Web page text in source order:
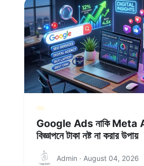
Google Ads নাকি Meta
বিজ্ঞাপনে টাকা নষ্ট না করার উপায়
Admin · August 04, 2026